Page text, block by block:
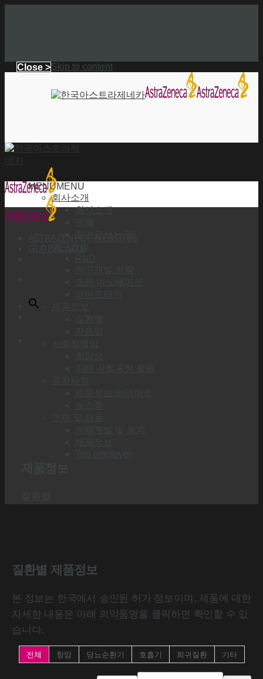
Close >Skip to content
MENUMENU
회사소개
회사소개
질환별 제품정보
본 정보는 한국에서 승인된 허가 정보이며, 제품에 대한
자세한 내용은 아래 의약품명을 클릭하면 확인할 수 있
습니다.
전체 항암 당뇨순환기 호흡기 희귀질환 기타